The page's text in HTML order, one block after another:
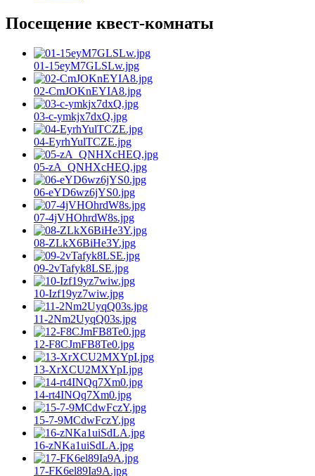
Посещение квест-комнаты
01-15eyM7GLSLw.jpg
02-CmJOKnEYIA8.jpg
03-c-ymkjx7dxQ.jpg
04-EyrhYulTCZE.jpg
05-zA_QNHXcHEQ.jpg
06-eYD6wz6jYS0.jpg
07-4jVHOhrdW8s.jpg
08-ZLkX6BiHe3Y.jpg
09-2vTafyk8LSE.jpg
10-Izf19yz7wiw.jpg
11-2Nm2UyqQ03s.jpg
12-F8CJmFB8Te0.jpg
13-XrXCU2MXYpI.jpg
14-rt4INQq7Xm0.jpg
15-7-9MCdwFczY.jpg
16-zNKa1uiSdLA.jpg
17-FK6el89Ia9A.jpg